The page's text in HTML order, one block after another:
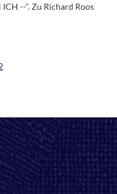
--". Zu Richard Roos